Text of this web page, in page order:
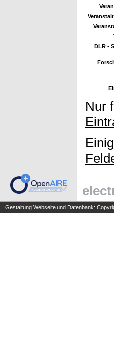
DLR -
Nur
Gestaltung Webseite und Datenbank: